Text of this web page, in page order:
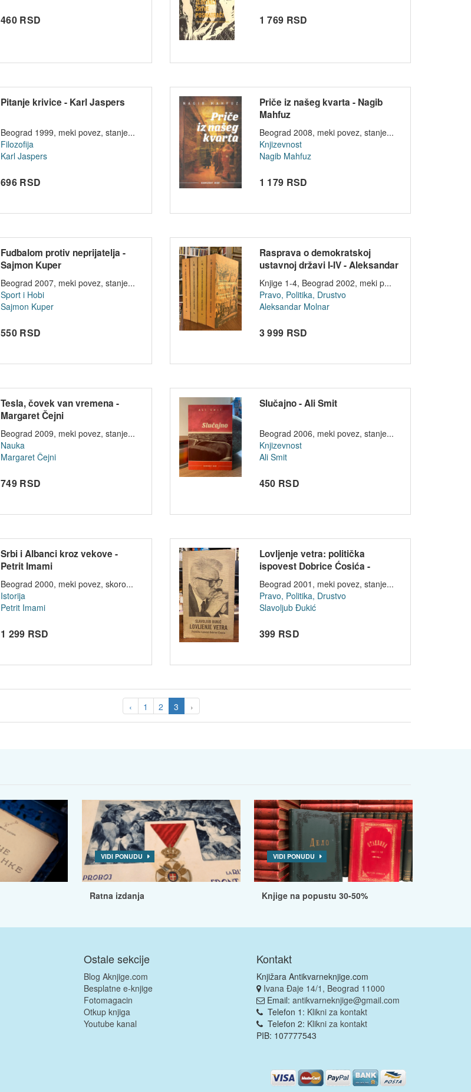
460 RSD 1 769 RSD
Pitanje krivice - Karl Jaspers
Beograd 1999, meki povez, stanje...
Filozofija
Karl Jaspers
696 RSD
Priče iz našeg kvarta - Nagib
Mahfuz
Beograd 2008, meki povez, stanje...
Knjizevnost
Nagib Mahfuz
1 179 RSD
Fudbalom protiv neprijatelja -
Sajmon Kuper
Beograd 2007, meki povez, stanje...
Sport i Hobi
Sajmon Kuper
550 RSD
Rasprava o demokratskoj
ustavnoj državi I-IV - Aleksandar
Mo...
Knjige 1-4, Beograd 2002, meki p...
Pravo, Politika, Drustvo
Aleksandar Molnar
3 999 RSD
Tesla, čovek van vremena -
Margaret Čejni
Beograd 2009, meki povez, stanje...
Nauka
Margaret Čejni
749 RSD
Slučajno - Ali Smit
Beograd 2006, meki povez, stanje...
Knjizevnost
Ali Smit
450 RSD
Srbi i Albanci kroz vekove -
Petrit Imami
Beograd 2000, meki povez, skoro...
Istorija
Petrit Imami
1 299 RSD
Lovljenje vetra: politička
ispovest Dobrice Ćosića -
Slavolj...
Beograd 2001, meki povez, stanje...
Pravo, Politika, Drustvo
Slavoljub Đukić
399 RSD
‹ 1 2 3 ›
VIDI PONUDU
Ratna izdanja
VIDI PONUDU
Knjige na popustu 30-50%
Ostale sekcije
Blog Aknjige.com
Besplatne e-knjige
Fotomagacin
Otkup knjiga
Youtube kanal
Kontakt
Knjižara Antikvarneknjige.com
Ivana Đaje 14/1, Beograd 11000
Email: antikvarneknjige@gmail.com
Telefon 1: Klikni za kontakt
Telefon 2: Klikni za kontakt
PIB: 107777543